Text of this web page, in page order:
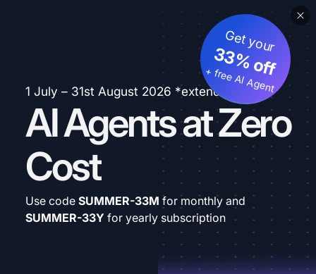
1 July – 31st August 2026 *extended
AI Agents at Zero
Cost
Get your
33% off
+ free AI Agent
Use code SUMMER-33M for monthly and
SUMMER-33Y for yearly subscription